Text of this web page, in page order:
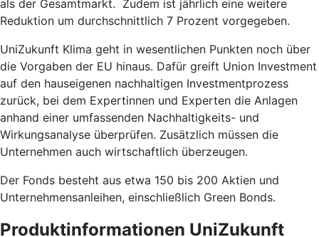
als der Gesamtmarkt. Zudem ist jährlich eine weitere
Reduktion um durchschnittlich 7 Prozent vorgegeben.
UniZukunft Klima geht in wesentlichen Punkten noch über
die Vorgaben der EU hinaus. Dafür greift Union Investment
auf den hauseigenen nachhaltigen Investmentprozess
zurück, bei dem Expertinnen und Experten die Anlagen
anhand einer umfassenden Nachhaltigkeits- und
Wirkungsanalyse überprüfen. Zusätzlich müssen die
Unternehmen auch wirtschaftlich überzeugen.
Der Fonds besteht aus etwa 150 bis 200 Aktien und
Unternehmensanleihen, einschließlich Green Bonds.
Produktinformationen UniZukunft